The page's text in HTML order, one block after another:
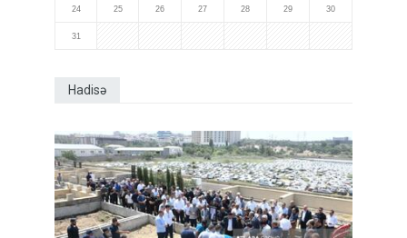
24 25 26 27 28 29 30
31
Hadisə